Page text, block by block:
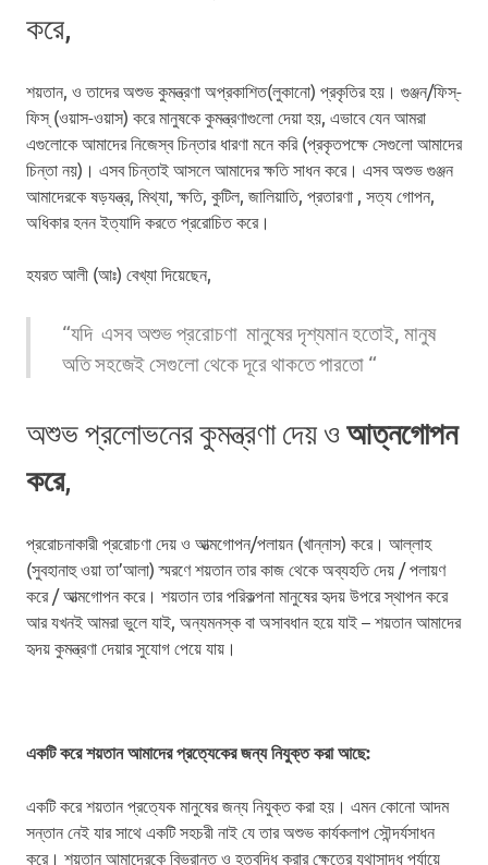
করে,
শয়তান, ও তাদের অশুভ কুমন্ত্রণা অপ্রকাশিত(লুকানো) প্রকৃতির হয়। গুঞ্জন/ফিস্-
ফিস্ (ওয়াস-ওয়াস) করে মানুষকে কুমন্ত্রণাগুলো দেয়া হয়, এভাবে যেন আমরা
এগুলোকে আমাদের নিজেস্ব চিন্তার ধারণা মনে করি (প্রকৃতপক্ষে সেগুলো আমাদের
চিন্তা নয়)। এসব চিন্তাই আসলে আমাদের ক্ষতি সাধন করে। এসব অশুভ গুঞ্জন
আমাদেরকে ষড়যন্ত্র, মিথ্যা, ক্ষতি, কুটিল, জালিয়াতি, প্রতারণা , সত্য গোপন,
অধিকার হনন ইত্যাদি করতে প্ররোচিত করে।
হযরত আলী (আঃ) বেখ্যা দিয়েছেন,
“যদি এসব অশুভ প্ররোচণা মানুষের দৃশ্যমান হতোই, মানুষ
অতি সহজেই সেগুলো থেকে দূরে থাকতে পারতো “
অশুভ প্রলোভনের কুমন্ত্রণা দেয় ও আত্নগোপন
করে,
প্ররোচনাকারী প্ররোচণা দেয় ও আত্মগোপন/পলায়ন (খান্নাস) করে। আল্লাহ
(সুবহানাহু ওয়া তা’আলা) স্মরণে শয়তান তার কাজ থেকে অব্যহতি দেয় / পলায়ণ
করে / আত্মগোপন করে। শয়তান তার পরিকল্পনা মানুষের হৃদয় উপরে স্থাপন করে
আর যখনই আমরা ভুলে যাই, অন্যমনস্ক বা অসাবধান হয়ে যাই – শয়তান আমাদের
হৃদয় কুমন্ত্রণা দেয়ার সুযোগ পেয়ে যায়।
একটি করে শয়তান আমাদের প্রত্যেকের জন্য নিযুক্ত করা আছে:
একটি করে শয়তান প্রত্যেক মানুষের জন্য নিযুক্ত করা হয়। এমন কোনো আদম
সন্তান নেই যার সাথে একটি সহচরী নাই যে তার অশুভ কার্যকলাপ সৌন্দর্যসাধন
করে। শয়তান আমাদেরকে বিভ্রান্ত ও হতবুদ্ধি করার ক্ষেত্রে যথাসাদ্ধ পর্যায়ে